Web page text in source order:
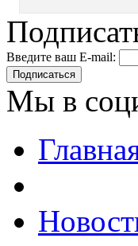
Введите ваш E-mail:
Подписаться
Мы в